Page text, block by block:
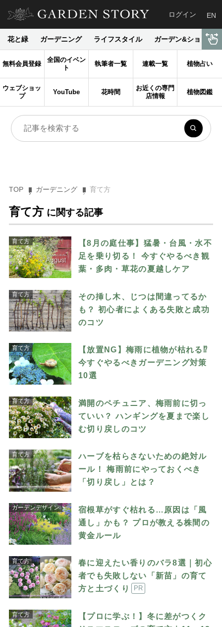
ログイン EN
花と緑 ガーデニング ライフスタイル ガーデン&ショップ
無料会員登録
全国のイベン
ト
執筆者一覧 連載一覧 植物占い
ウェブショッ
プ
YouTube 花時間
お近くの専門
店情報
植物図鑑
TOP ガーデニング 育て方
育て方 に関する記事
育て方
【8月の庭仕事】猛暑・台風・水不
足を乗り切る！ 今すぐやるべき観
葉・多肉・草花の夏越しケア
育て方
その挿し木、じつは間違ってるか
も？ 初心者によくある失敗と成功
のコツ
育て方
【放置NG】梅雨に植物が枯れる⁉︎
今すぐやるべきガーデニング対策
10選
育て方
満開のペチュニア、梅雨前に切っ
ていい？ ハンギングを夏まで楽し
む切り戻しのコツ
育て方
ハーブを枯らさないための絶対ル
ール！ 梅雨前にやっておくべき
「切り戻し」とは？
ガーデンデザイン
宿根草がすぐ枯れる…原因は「風
通し」かも？ プロが教える株間の
黄金ルール
育て方
春に迎えたい香りのバラ8選｜初心
者でも失敗しない「新苗」の育て
方と土づくり
PR
育て方
【プロに学ぶ！】冬に差がつくク